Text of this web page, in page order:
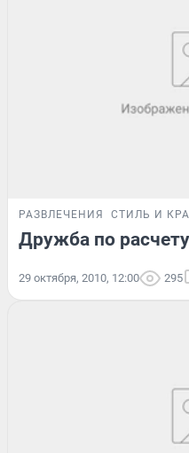
РАЗВЛЕЧЕНИЯ СТИЛЬ И
Дружба по расчету
29 октября, 2010, 12:00 295